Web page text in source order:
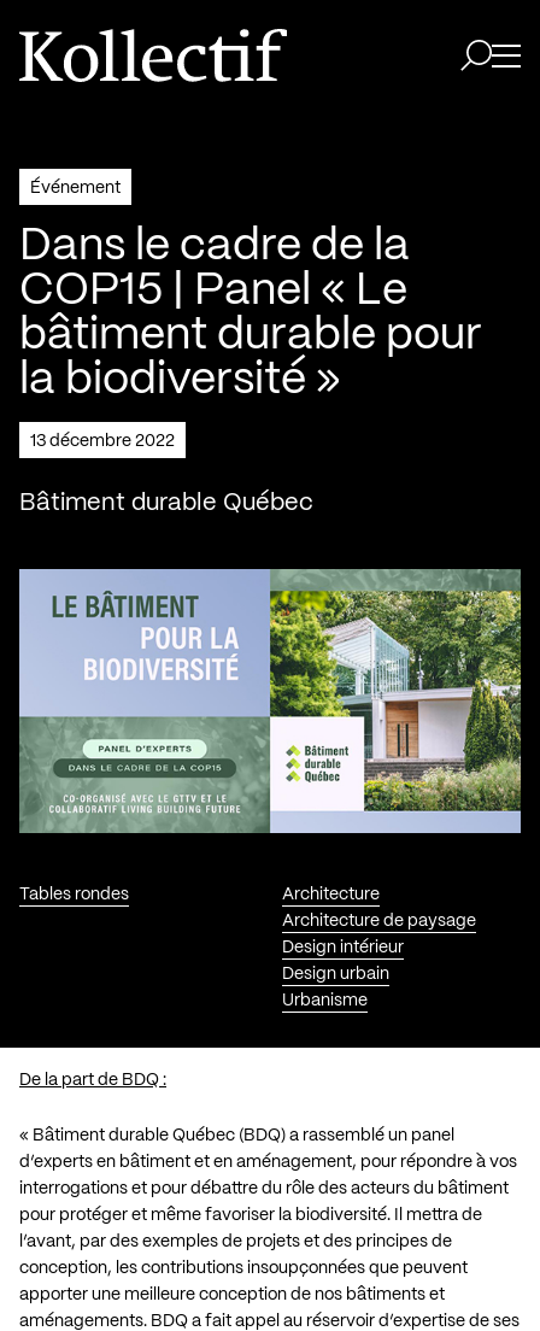
Aller à la page d'accueil
Logo Kollectif
Événement
Dans le cadre de la
COP15 | Panel « Le
bâtiment durable pour
la biodiversité »
13 décembre 2022
Bâtiment durable Québec
Tables rondes
Architecture
Architecture de paysage
Design intérieur
Design urbain
Urbanisme
De la part de BDQ :
« Bâtiment durable Québec (BDQ) a rassemblé un panel
d’experts en bâtiment et en aménagement, pour répondre à vos
interrogations et pour débattre du rôle des acteurs du bâtiment
pour protéger et même favoriser la biodiversité. Il mettra de
l’avant, par des exemples de projets et des principes de
conception, les contributions insoupçonnées que peuvent
apporter une meilleure conception de nos bâtiments et
aménagements. BDQ a fait appel au réservoir d’expertise de ses